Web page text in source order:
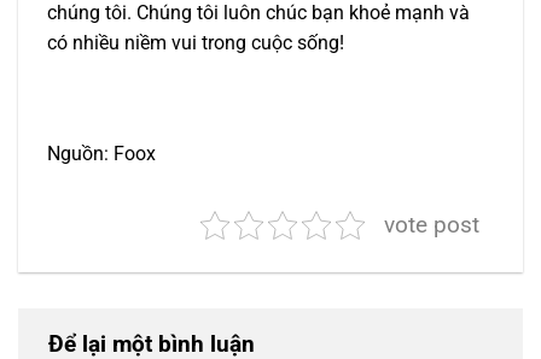
chúng tôi. Chúng tôi luôn chúc bạn khoẻ mạnh và
có nhiều niềm vui trong cuộc sống!
Nguồn: Foox
vote post
Để lại một bình luận